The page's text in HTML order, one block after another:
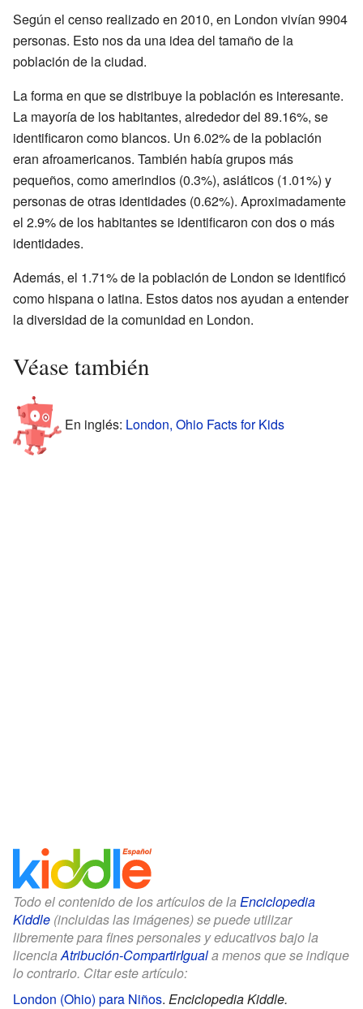
Según el censo realizado en 2010, en London vivían 9904
personas. Esto nos da una idea del tamaño de la
población de la ciudad.
La forma en que se distribuye la población es interesante.
La mayoría de los habitantes, alrededor del 89.16%, se
identificaron como blancos. Un 6.02% de la población
eran afroamericanos. También había grupos más
pequeños, como amerindios (0.3%), asiáticos (1.01%) y
personas de otras identidades (0.62%). Aproximadamente
el 2.9% de los habitantes se identificaron con dos o más
identidades.
Además, el 1.71% de la población de London se identificó
como hispana o latina. Estos datos nos ayudan a entender
la diversidad de la comunidad en London.
Véase también
En inglés: London, Ohio Facts for Kids
Todo el contenido de los artículos de la Enciclopedia
Kiddle (incluidas las imágenes) se puede utilizar
libremente para fines personales y educativos bajo la
licenciaAtribución-CompartirIguala menos que se indique
lo contrario. Citar este artículo:
London (Ohio) para Niños. Enciclopedia Kiddle.